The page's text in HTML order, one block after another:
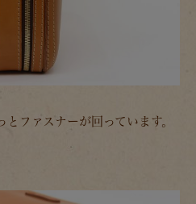
ファスナーが回っています。